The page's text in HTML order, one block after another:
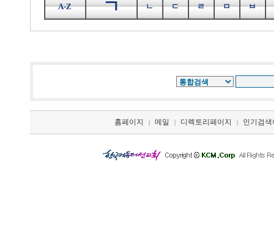
A-Z ㄱ ㄴ ㄷ ㄹ ㅁ ㅂ
홈페이지 | 메일 | 디렉토리페이지 | 인기검색